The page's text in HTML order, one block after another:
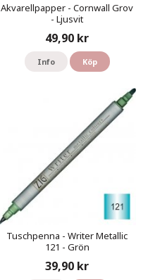
Akvarellpapper - Cornwall Grov
- Ljusvit
49,90 kr
Info Köp
Tuschpenna - Writer Metallic
121 - Grön
39,90 kr